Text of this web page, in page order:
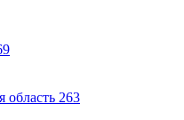
область 263